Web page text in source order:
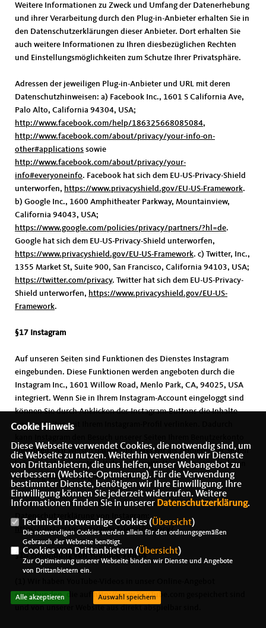
Weitere Informationen zu Zweck und Umfang der Datenerhebung
und ihrer Verarbeitung durch den Plug-in-Anbieter erhalten Sie in
den Datenschutzerklärungen dieser Anbieter. Dort erhalten Sie
auch weitere Informationen zu Ihren diesbezüglichen Rechten
und Einstellungsmöglichkeiten zum Schutze Ihrer Privatsphäre.
Adressen der jeweiligen Plug-in-Anbieter und URL mit deren
Datenschutzhinweisen: a) Facebook Inc., 1601 S California Ave,
Palo Alto, California 94304, USA;
http://www.facebook.com/help/186325668085084,
http://www.facebook.com/about/privacy/your-info-on-
other#applications sowie
http://www.facebook.com/about/privacy/your-
info#everyoneinfo. Facebook hat sich dem EU-US-Privacy-Shield
unterworfen, https://www.privacyshield.gov/EU-US-Framework.
b) Google Inc., 1600 Amphitheater Parkway, Mountainview,
California 94043, USA;
https://www.google.com/policies/privacy/partners/?hl=de.
Google hat sich dem EU-US-Privacy-Shield unterworfen,
https://www.privacyshield.gov/EU-US-Framework. c) Twitter, Inc.,
1355 Market St, Suite 900, San Francisco, California 94103, USA;
https://twitter.com/privacy. Twitter hat sich dem EU-US-Privacy-
Shield unterworfen, https://www.privacyshield.gov/EU-US-
Framework.
§17 Instagram
Auf unseren Seiten sind Funktionen des Dienstes Instagram
eingebunden. Diese Funktionen werden angeboten durch die
Instagram Inc., 1601 Willow Road, Menlo Park, CA, 94025, USA
integriert. Wenn Sie in Ihrem Instagram-Account eingeloggt sind
können Sie durch Anklicken des Instagram-Buttons die Inhalte
unserer Seiten mit Ihrem Instagram-Profil verlinken. Dadurch
zuordnen. Wir weisen darauf hin, dass wir als Anbieter der Seiten
keine Kenntnis vom Inhalt der u?bermittelten Daten sowie deren
Nutzung durch Instagram erhalten.
Weitere Informationen hierzu finden Sie in der
Datenschutzerklärung von Instagram:
https://instagram.com/about/legal/privacy/
§18 Einbindung von YouTube-Videos
eingebunden, die auf http://www.YouTube.com gespeichert sind
Cookie Hinweis
Diese Webseite verwendet Cookies, die notwendig sind, um
die Webseite zu nutzen. Weiterhin verwenden wir Dienste
von Drittanbietern, die uns helfen, unser Webangebot zu
verbessern (Website-Optmierung). Für die Verwendung
bestimmter Dienste, benötigen wir Ihre Einwilligung. Ihre
Einwilligung können Sie jederzeit widerrufen. Weitere
Informationen finden Sie in unserer Datenschutzerklärung.
Technisch notwendige Cookies (Übersicht)
Die notwendigen Cookies werden allein für den ordnungsgemäßen
Gebrauch der Webseite benötigt.
Cookies von Drittanbietern (Übersicht)
Zur Optimierung unserer Webseite binden wir Dienste und Angebote
von Drittanbietern ein.
Alle akzeptieren Auswahl speichern